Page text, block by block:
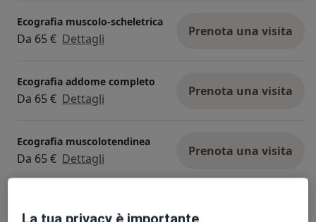
Ecografia muscolo-scheletrica
Da 65 € Dettagli Prenota una visita
Ecografia addome completo
Da 65 € Dettagli Prenota una visita
Ecografia muscolotendinea
Da 65 € Dettagli Prenota una visita
65 € Dettagli Prenota una visita